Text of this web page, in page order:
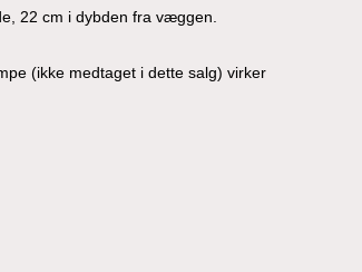
22 cm i dybden fra væggen.
(ikke medtaget i dette salg) virker